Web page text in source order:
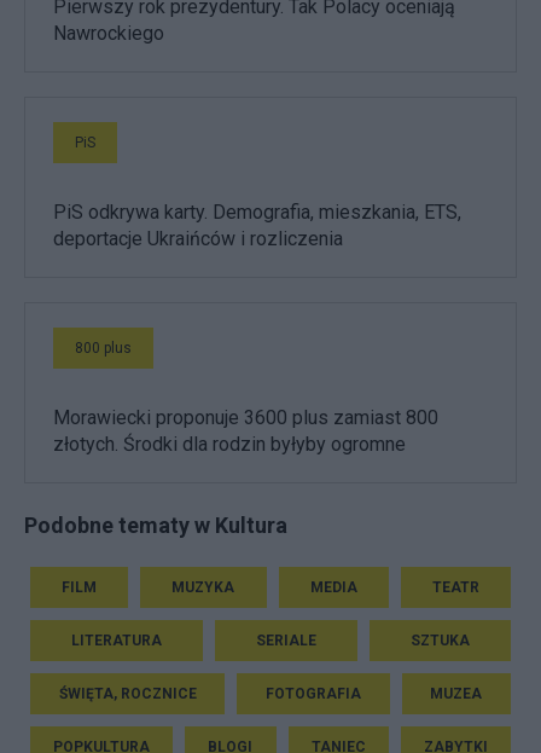
Pierwszy rok prezydentury. Tak Polacy oceniają
Nawrockiego
PiS
PiS odkrywa karty. Demografia, mieszkania, ETS,
deportacje Ukraińców i rozliczenia
800 plus
Morawiecki proponuje 3600 plus zamiast 800
złotych. Środki dla rodzin byłyby ogromne
Podobne tematy w Kultura
FILM MUZYKA MEDIA TEATR
LITERATURA SERIALE SZTUKA
ŚWIĘTA, ROCZNICE FOTOGRAFIA MUZEA
POPKULTURA BLOGI TANIEC ZABYTKI